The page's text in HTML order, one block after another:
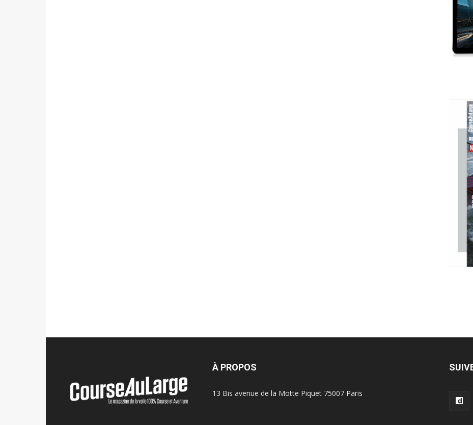
À PROPOS
13 Bis avenue de la Motte Piquet 75007 Paris